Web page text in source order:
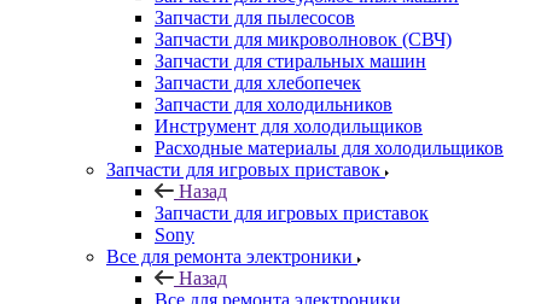
Запчасти для пылесосов
Запчасти для микроволновок (СВЧ)
Запчасти для стиральных машин
Запчасти для хлебопечек
Запчасти для холодильников
Инструмент для холодильщиков
Расходные материалы для холодильщиков
Запчасти для игровых приставок
Назад
Запчасти для игровых приставок
Sony
Все для ремонта электроники
Назад
Все для ремонта электроники